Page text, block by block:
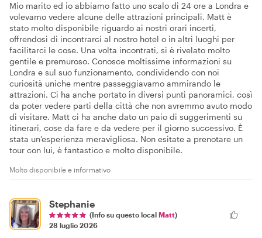
Mio marito ed io abbiamo fatto uno scalo di 24 ore a Londra e
volevamo vedere alcune delle attrazioni principali. Matt è
stato molto disponibile riguardo ai nostri orari incerti,
offrendosi di incontrarci al nostro hotel o in altri luoghi per
facilitarci le cose. Una volta incontrati, si è rivelato molto
gentile e premuroso. Conosce moltissime informazioni su
Londra e sul suo funzionamento, condividendo con noi
curiosità uniche mentre passeggiavamo ammirando le
attrazioni. Ci ha anche portato in diversi punti panoramici, così
da poter vedere parti della città che non avremmo avuto modo
di visitare. Matt ci ha anche dato un paio di suggerimenti su
itinerari, cose da fare e da vedere per il giorno successivo. È
stata un'esperienza meravigliosa. Non esitate a prenotare un
tour con lui, è fantastico e molto disponibile.
Molto disponibile e informativo
Stephanie
(Info su questo local Matt)
28 luglio 2026